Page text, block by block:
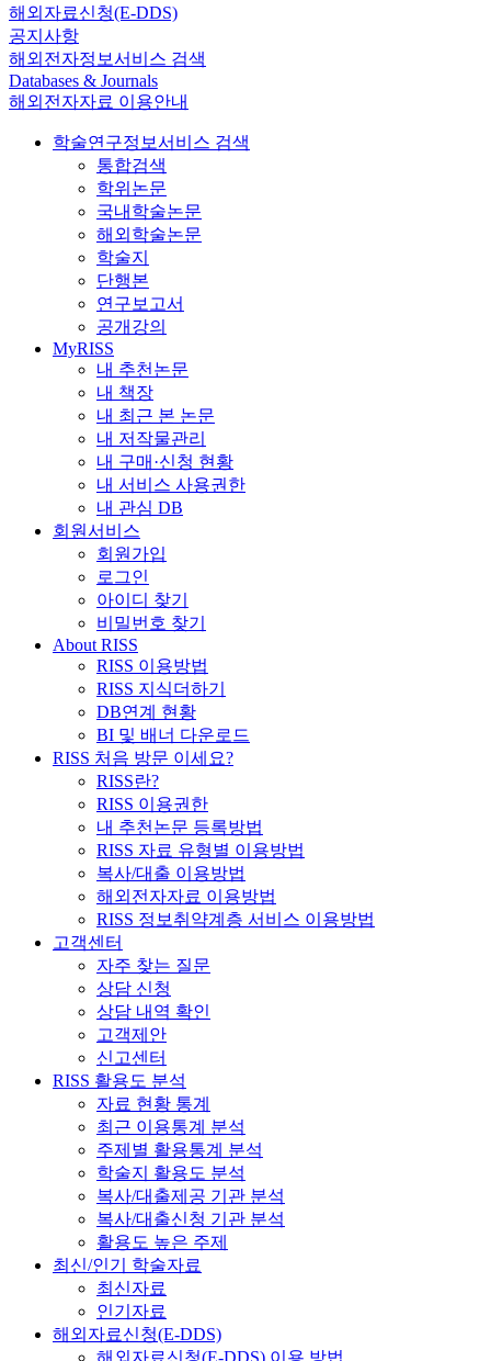
해외자료신청(E-DDS)
공지사항
해외전자정보서비스 검색
Databases & Journals
해외전자자료 이용안내
학술연구정보서비스 검색
통합검색
학위논문
국내학술논문
해외학술논문
학술지
단행본
연구보고서
공개강의
MyRISS
내 추천논문
내 책장
내 최근 본 논문
내 저작물관리
내 구매·신청 현황
내 서비스 사용권한
내 관심 DB
회원서비스
회원가입
로그인
아이디 찾기
비밀번호 찾기
About RISS
RISS 이용방법
RISS 지식더하기
DB연계 현황
BI 및 배너 다운로드
RISS 처음 방문 이세요?
RISS란?
RISS 이용권한
내 추천논문 등록방법
RISS 자료 유형별 이용방법
복사/대출 이용방법
해외전자자료 이용방법
RISS 정보취약계층 서비스 이용방법
고객센터
자주 찾는 질문
상담 신청
상담 내역 확인
고객제안
신고센터
RISS 활용도 분석
자료 현황 통계
최근 이용통계 분석
주제별 활용통계 분석
학술지 활용도 분석
복사/대출제공 기관 분석
복사/대출신청 기관 분석
활용도 높은 주제
최신/인기 학술자료
최신자료
인기자료
해외자료신청(E-DDS)
해외자료신청(E-DDS) 이용 방법